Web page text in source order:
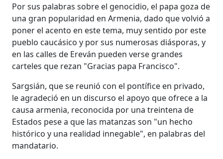
Por sus palabras sobre el genocidio, el papa goza de
una gran popularidad en Armenia, dado que volvió a
poner el acento en este tema, muy sentido por este
pueblo caucásico y por sus numerosas diásporas, y
en las calles de Ereván pueden verse grandes
carteles que rezan "Gracias papa Francisco".
Sargsián, que se reunió con el pontífice en privado,
le agradeció en un discurso el apoyo que ofrece a la
causa armenia, reconocida por una treintena de
Estados pese a que las matanzas son "un hecho
histórico y una realidad innegable", en palabras del
mandatario.